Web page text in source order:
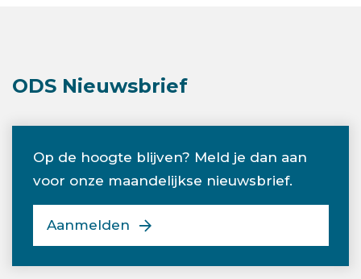
ODS Nieuwsbrief
Op de hoogte blijven? Meld je dan aan
voor onze maandelijkse nieuwsbrief.
Aanmelden